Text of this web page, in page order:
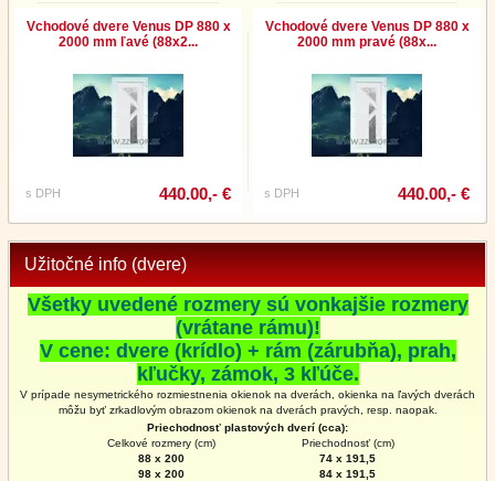
Vchodové dvere Venus DP 880 x
2000 mm ľavé (88x2...
s DPH 440.00,- €
Vchodové dvere Venus DP 880 x
2000 mm pravé (88x...
s DPH 440.00,- €
Užitočné info (dvere)
Všetky uvedené rozmery sú vonkajšie rozmery
(vrátane rámu)!
V cene: dvere (krídlo) + rám (zárubňa), prah,
kľučky, zámok, 3 kľúče.
V prípade nesymetrického rozmiestnenia okienok na dverách, okienka na ľavých dverách
môžu byť zrkadlovým obrazom okienok na dverách pravých, resp. naopak.
Priechodnosť plastových dverí (cca):
Celkové rozmery (cm)
Priechodnosť (cm)
88 x 200
74 x 191,5
98 x 200
84 x 191,5